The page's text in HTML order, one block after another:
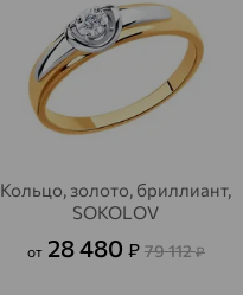
Кольцо, золото, бриллиант,
SOKOLOV
от 28 480 ₽ 79 112₽